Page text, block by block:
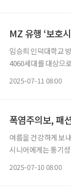
MZ 유행 ‘보호
임승희 인덕대학교
4060세대를 대상으
2025-07-11 08:00
폭염주의보, 패
여름을 건강하게 보
시니어에게는 통기
2025-07-10 08:00